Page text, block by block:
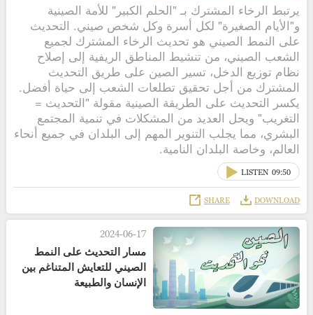
يرتبط الرخاء المشترك بـ "الحلم الكبير" للأمة الصينية
و"الأيام الصغيرة" لكل أسرة وكل شخص صيني. التحديث
على النمط الصيني هو تحديث الرخاء المشترك لجميع
الشعب الصيني، من تنشيط المناطق الريفية إلى إصلاح
نظام توزيع الدخل، تسير الصين على طريق التحديث
المشترك من أجل تحقيق تطلعات الشعب إلى حياة أفضل.
يكسر التحديث على الطريقة الصينية مقولة "التحديث =
التغريب" ويحل العديد من المشكلات في تنمية المجتمع
البشري، مما يجلب التنوير المهم إلى البلدان في جميع أنحاء
العالم، وخاصة البلدان النامية.
LISTEN 09:50
DOWNLOAD
SHARE
2024-06-17
مسار التحديث على النمط
الصيني للتعايش المتناغم بين
الإنسان والطبيعة